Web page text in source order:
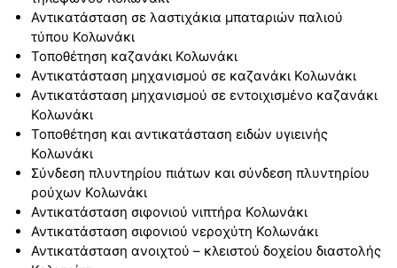
Αντικατάσταση σε λαστιχάκια μπαταριών παλιού
τύπου Κολωνάκι
Τοποθέτηση καζανάκι Κολωνάκι
Αντικατάσταση μηχανισμού σε καζανάκι Κολωνάκι
Αντικατάσταση μηχανισμού σε εντοιχισμένο καζανάκι
Κολωνάκι
Τοποθέτηση και αντικατάσταση ειδών υγιεινής
Κολωνάκι
Σύνδεση πλυντηρίου πιάτων και σύνδεση πλυντηρίου
ρούχων Κολωνάκι
Αντικατάσταση σιφονιού νιπτήρα Κολωνάκι
Αντικατάσταση σιφονιού νεροχύτη Κολωνάκι
Αντικατάσταση ανοιχτού – κλειστού δοχείου διαστολής